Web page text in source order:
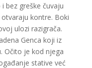
bez greške čuvaju
kontre. Boki
ulozi razigrača.
Genca koji iz
Očito je kod njega
stative već